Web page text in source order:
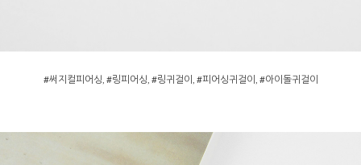
#써지컬피어싱, #링피어싱, #링귀걸이, #피어싱귀걸이, #아이돌귀걸이